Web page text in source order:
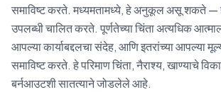
समाविष्ट करते. मध्यमतामध्ये, हे अनुकूल असू शकते —
उपलब्धी चालित करते. पूर्णतेच्या चिंता अत्यधिक
आपल्या कार्याबद्दलचा संदेह, आणि इतरांच्या आपल्या
समाविष्ट करते. हे परिमाण चिंता, नैराश्य, खाण्याचे
बर्नआउटशी सातत्याने जोडलेले आहे.